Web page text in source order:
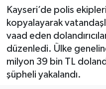
Kayseri’de polis
kopyalayarak
vaad eden
düzenledi. Ülke
milyon 39 bin TL
şüpheli yakalandı.
GENÇ
GÜNDEM
KARLIOVA
Tüm Manşetler
Son Dakika
Haber Arşivi